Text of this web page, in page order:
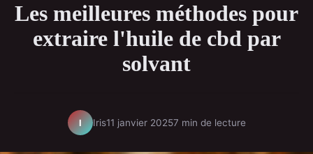
Les meilleures méthodes pour
extraire l'huile de cbd par
solvant
I Iris11 janvier 20257 min de lecture